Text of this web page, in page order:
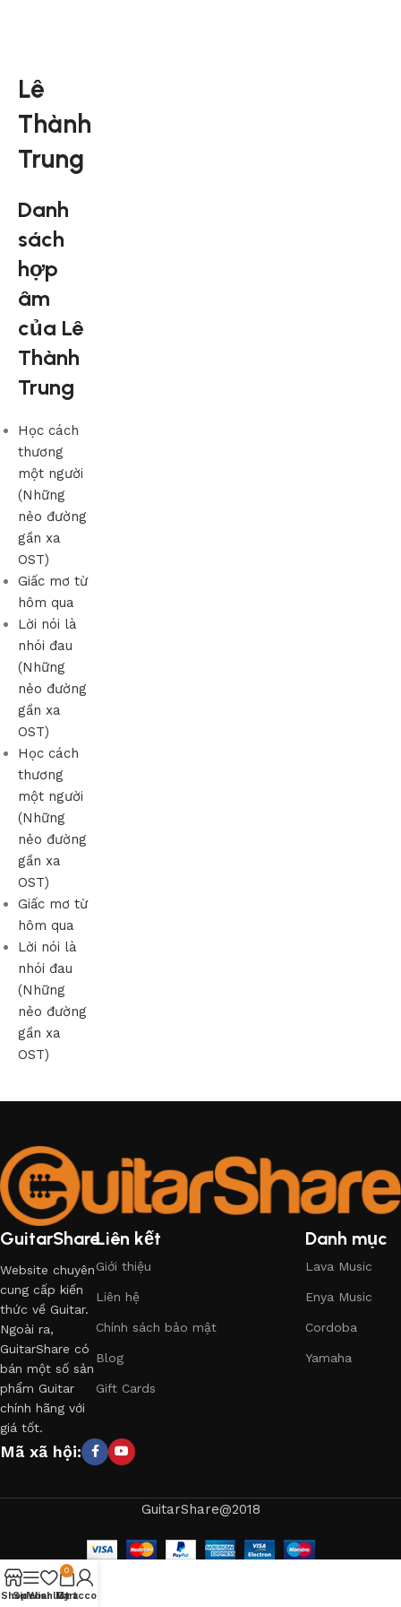
Lê
Thành
Trung
Danh
sách
hợp
âm
của Lê
Thành
Trung
Học cách
thương
một người
(Những
nẻo đường
gần xa
OST)
Giấc mơ từ
hôm qua
Lời nói là
nhói đau
(Những
nẻo đường
gần xa
OST)
Học cách
thương
một người
(Những
nẻo đường
gần xa
OST)
Giấc mơ từ
hôm qua
Lời nói là
nhói đau
(Những
nẻo đường
gần xa
OST)
GuitarShare
Website chuyên
cung cấp kiến
thức về Guitar.
Ngoài ra,
GuitarShare có
bán một số sản
phẩm Guitar
chính hãng với
giá tốt.
Liên kết
Giới thiệu
Liên hệ
Chính sách bảo mật
Blog
Gift Cards
Danh mục
Lava Music
Enya Music
Cordoba
Yamaha
Mã xã hội:
GuitarShare@2018
ShopSidebar
Wishlist
0
Cart
My account